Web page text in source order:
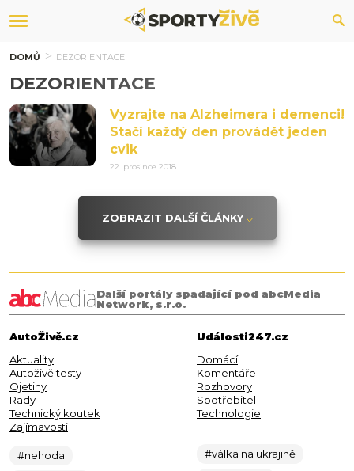
DOMŮ DEZORIENTACE
DEZORIENTACE
Vyzrajte na Alzheimera i demenci!
Stačí každý den provádět jeden
cvik
22. prosince 2018
ZOBRAZIT DALŠÍ ČLÁNKY
Další portály spadající pod abcMedia
Network, s.r.o.
AutoŽivě.cz
Aktuality
Autoživě testy
Ojetiny
Rady
Technický koutek
Zajímavosti
#nehoda
Události247.cz
Domácí
Komentáře
Rozhovory
Spotřebitel
Technologie
#válka na ukrajině